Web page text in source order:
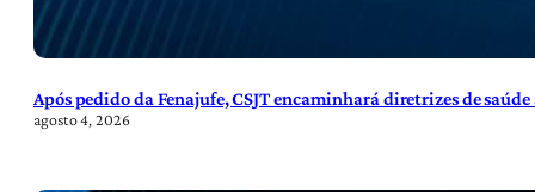
Após pedido da Fenajufe, CSJT encaminhará diretrizes de
agosto 4, 2026